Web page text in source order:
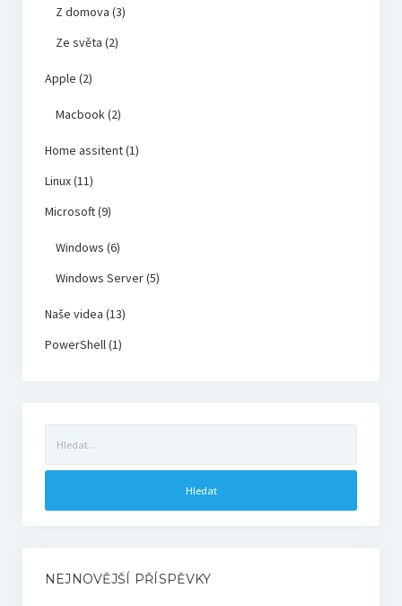
Z domova (3)
Ze světa (2)
Apple (2)
Macbook(2)
Home assitent(1)
Linux(11)
Microsoft(9)
Windows (6)
Windows Server(5)
Naše videa (13)
PowerShell(1)
NEJNOVĚJŠÍ PŘÍSPĚVKY